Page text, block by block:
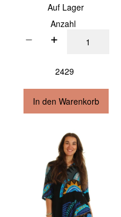
Auf Lager
Anzahl
2429
In den Warenkorb